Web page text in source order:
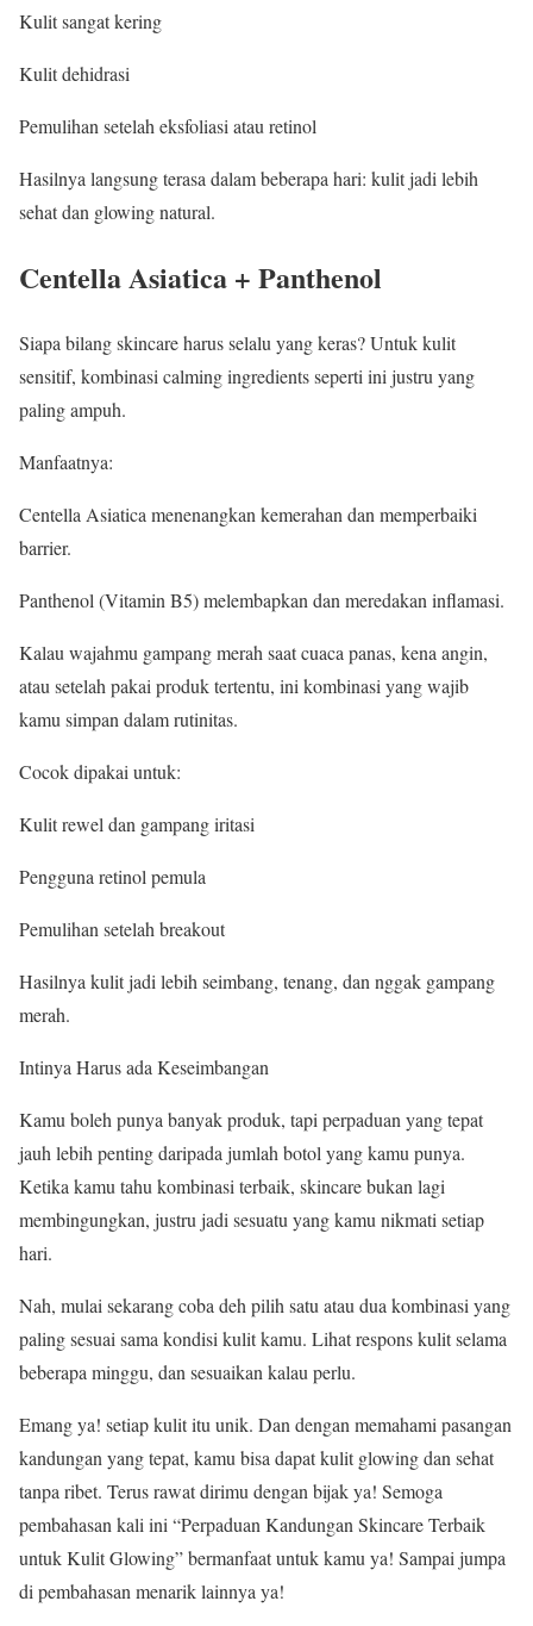
Kulit sangat kering
Kulit dehidrasi
Pemulihan setelah eksfoliasi atau retinol
Hasilnya langsung terasa dalam beberapa hari: kulit jadi lebih
sehat dan glowing natural.
Centella Asiatica + Panthenol
Siapa bilang skincare harus selalu yang keras? Untuk kulit
sensitif, kombinasi calming ingredients seperti ini justru yang
paling ampuh.
Manfaatnya:
Centella Asiatica menenangkan kemerahan dan memperbaiki
barrier.
Panthenol (Vitamin B5) melembapkan dan meredakan inflamasi.
Kalau wajahmu gampang merah saat cuaca panas, kena angin,
atau setelah pakai produk tertentu, ini kombinasi yang wajib
kamu simpan dalam rutinitas.
Cocok dipakai untuk:
Kulit rewel dan gampang iritasi
Pengguna retinol pemula
Pemulihan setelah breakout
Hasilnya kulit jadi lebih seimbang, tenang, dan nggak gampang
merah.
Intinya Harus ada Keseimbangan
Kamu boleh punya banyak produk, tapi perpaduan yang tepat
jauh lebih penting daripada jumlah botol yang kamu punya.
Ketika kamu tahu kombinasi terbaik, skincare bukan lagi
membingungkan, justru jadi sesuatu yang kamu nikmati setiap
hari.
Nah, mulai sekarang coba deh pilih satu atau dua kombinasi yang
paling sesuai sama kondisi kulit kamu. Lihat respons kulit selama
beberapa minggu, dan sesuaikan kalau perlu.
Emang ya! setiap kulit itu unik. Dan dengan memahami pasangan
kandungan yang tepat, kamu bisa dapat kulit glowing dan sehat
tanpa ribet. Terus rawat dirimu dengan bijak ya! Semoga
pembahasan kali ini “Perpaduan Kandungan Skincare Terbaik
untuk Kulit Glowing” bermanfaat untuk kamu ya! Sampai jumpa
di pembahasan menarik lainnya ya!